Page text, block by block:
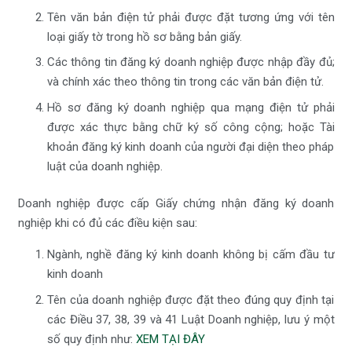
Tên văn bản điện tử phải được đặt tương ứng với tên
loại giấy tờ trong hồ sơ bằng bản giấy.
Các thông tin đăng ký doanh nghiệp được nhập đầy đủ;
và chính xác theo thông tin trong các văn bản điện tử.
Hồ sơ đăng ký doanh nghiệp qua mạng điện tử phải
được xác thực bằng chữ ký số công cộng; hoặc Tài
khoản đăng ký kinh doanh của người đại diện theo pháp
luật của doanh nghiệp.
Doanh nghiệp được cấp Giấy chứng nhận đăng ký doanh
nghiệp khi có đủ các điều kiện sau:
Ngành, nghề đăng ký kinh doanh không bị cấm đầu tư
kinh doanh
Tên của doanh nghiệp được đặt theo đúng quy định tại
các Điều 37, 38, 39 và 41 Luật Doanh nghiệp, lưu ý một
số quy định như: XEM TẠI ĐÂY